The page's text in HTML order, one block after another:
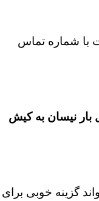
با شماره تماس
بار نیسان به کیش
گزینه خوبی برای